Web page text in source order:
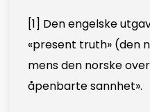
[1] Den engelske
«present truth» (den
mens den norske
åpenbarte sannhet».